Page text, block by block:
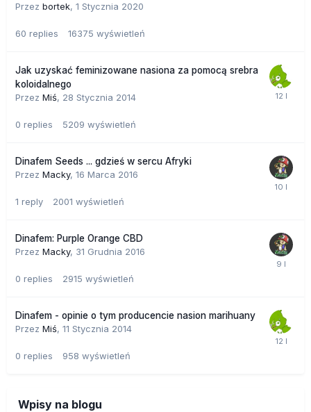
Przez bortek, 1 Stycznia 2020
60 replies 16375 wyświetleń
Jak uzyskać feminizowane nasiona za pomocą srebra
koloidalnego
Przez Miś, 28 Stycznia 2014
0 replies 5209 wyświetleń
Dinafem Seeds ... gdzieś w sercu Afryki
Przez Macky, 16 Marca 2016
1 reply 2001 wyświetleń
Dinafem: Purple Orange CBD
Przez Macky, 31 Grudnia 2016
0 replies 2915 wyświetleń
Dinafem - opinie o tym producencie nasion marihuany
Przez Miś, 11 Stycznia 2014
0 replies 958 wyświetleń
Wpisy na blogu